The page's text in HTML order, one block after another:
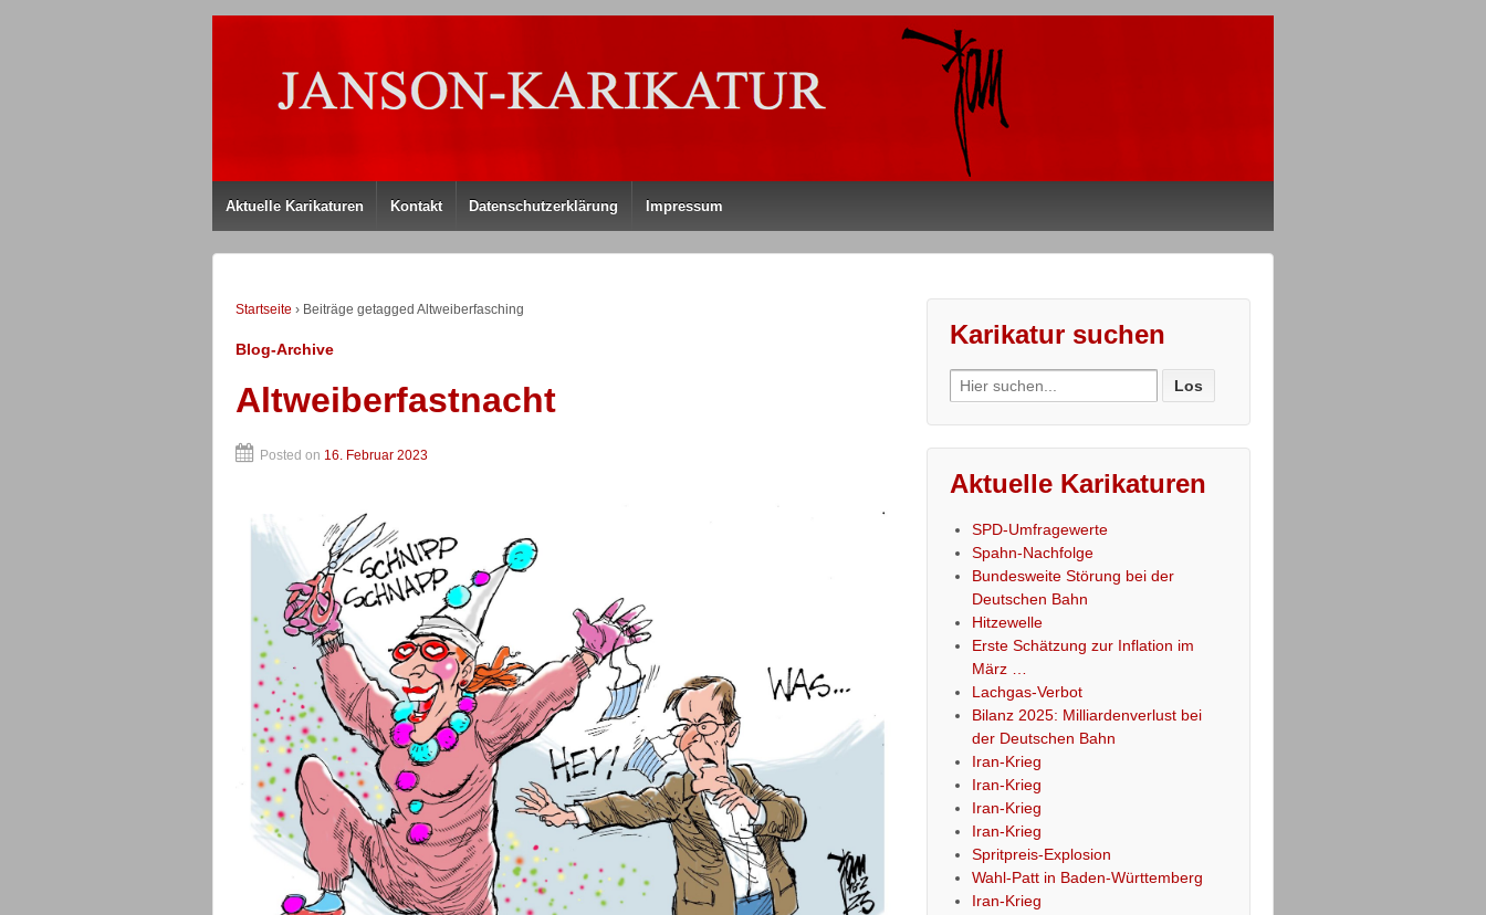
Aktuelle Karikaturen Kontakt Datenschutzerklärung Impressum
Startseite › Beiträge getagged Altweiberfasching
Blog-Archive
Altweiberfastnacht
Posted on 16. Februar 2023
Karikatur suchen
Search
for:
Aktuelle Karikaturen
SPD-Umfragewerte
Spahn-Nachfolge
Bundesweite Störung bei der
Deutschen Bahn
Hitzewelle
Erste Schätzung zur Inflation im
März …
Lachgas-Verbot
Bilanz 2025: Milliardenverlust bei
der Deutschen Bahn
Iran-Krieg
Iran-Krieg
Iran-Krieg
Iran-Krieg
Spritpreis-Explosion
Wahl-Patt in Baden-Württemberg
Iran-Krieg